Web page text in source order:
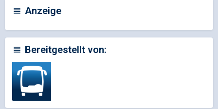
Anzeige
Bereitgestellt von: